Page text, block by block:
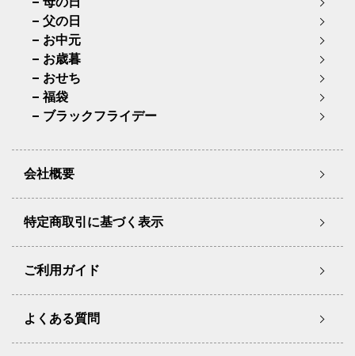
父の日
お中元
お歳暮
おせち
福袋
ブラックフライデー
会社概要
特定商取引に基づく表示
ご利用ガイド
よくある質問